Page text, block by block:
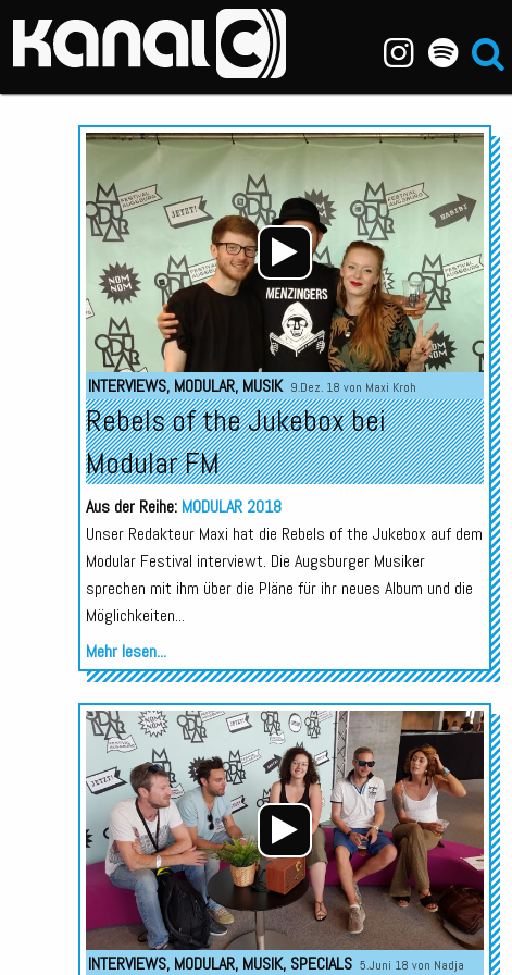
Audio-
Player
INTERVIEWS, MODULAR, MUSIK 9.Dez. 18 von Maxi Kroh
Rebels of the Jukebox bei
Modular FM
Aus der Reihe: MODULAR 2018
Unser Redakteur Maxi hat die Rebels of the Jukebox auf dem
Modular Festival interviewt. Die Augsburger Musiker
sprechen mit ihm über die Pläne für ihr neues Album und die
Möglichkeiten...
Mehr lesen...
Audio-
Player
INTERVIEWS, MODULAR, MUSIK, SPECIALS 5.Juni 18 von Nadja